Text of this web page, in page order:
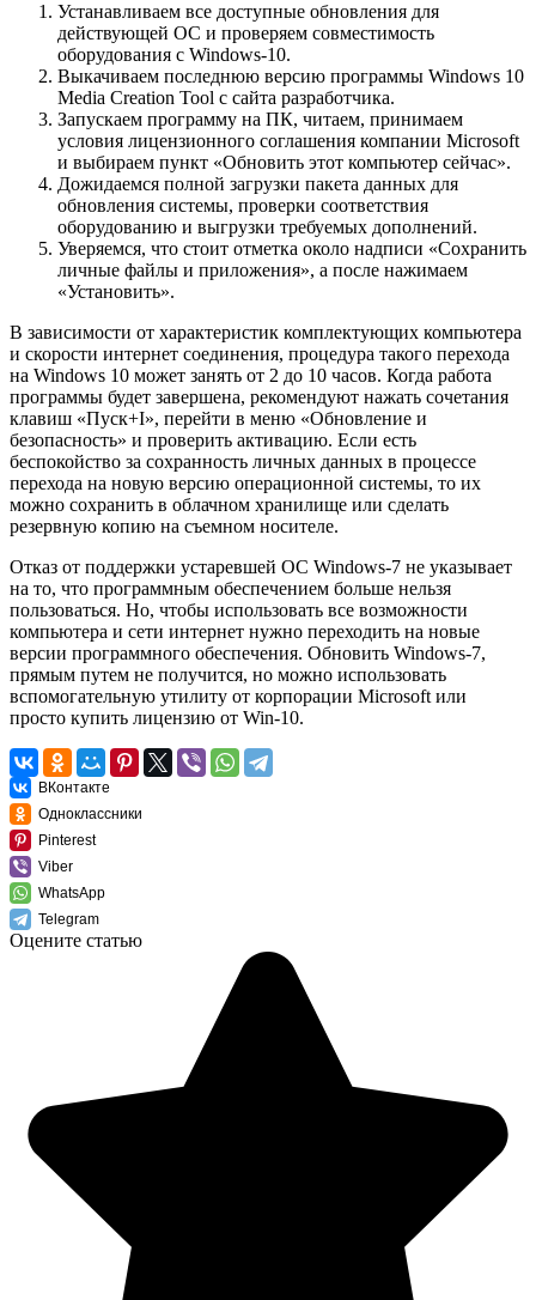
Устанавливаем все доступные обновления для
действующей ОС и проверяем совместимость
оборудования с Windows-10.
Выкачиваем последнюю версию программы Windows 10
Media Creation Tool с сайта разработчика.
Запускаем программу на ПК, читаем, принимаем
условия лицензионного соглашения компании Microsoft
и выбираем пункт «Обновить этот компьютер сейчас».
Дожидаемся полной загрузки пакета данных для
обновления системы, проверки соответствия
оборудованию и выгрузки требуемых дополнений.
Уверяемся, что стоит отметка около надписи «Сохранить
личные файлы и приложения», а после нажимаем
«Установить».
В зависимости от характеристик комплектующих компьютера
и скорости интернет соединения, процедура такого перехода
на Windows 10 может занять от 2 до 10 часов. Когда работа
программы будет завершена, рекомендуют нажать сочетания
клавиш «Пуск+I», перейти в меню «Обновление и
безопасность» и проверить активацию. Если есть
беспокойство за сохранность личных данных в процессе
перехода на новую версию операционной системы, то их
можно сохранить в облачном хранилище или сделать
резервную копию на съемном носителе.
Отказ от поддержки устаревшей ОС Windows-7 не указывает
на то, что программным обеспечением больше нельзя
пользоваться. Но, чтобы использовать все возможности
компьютера и сети интернет нужно переходить на новые
версии программного обеспечения. Обновить Windows-7,
прямым путем не получится, но можно использовать
вспомогательную утилиту от корпорации Microsoft или
просто купить лицензию от Win-10.
ВКонтакте
Одноклассники
Pinterest
Viber
WhatsApp
Telegram
Оцените статью